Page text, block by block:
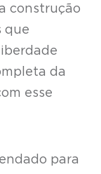
construção
que
da
esse
para